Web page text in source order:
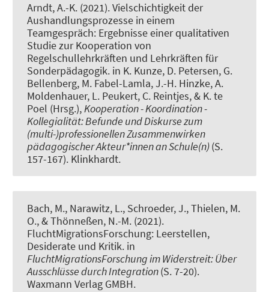
Arndt, A.-K. (2021).Vielschichtigkeit der
Aushandlungsprozesse in einem
Teamgespräch: Ergebnisse einer qualitativen
Studie zur Kooperation von
Regelschullehrkräften und Lehrkräften für
Sonderpädagogik. in K. Kunze, D. Petersen, G.
Bellenberg, M. Fabel-Lamla, J.-H. Hinzke, A.
Moldenhauer, L. Peukert, C. Reintjes, & K. te
Poel (Hrsg.),Kooperation - Koordination -
Kollegialität: Befunde und Diskurse zum
(multi-)professionellen Zusammenwirken
pädagogischer Akteur*innen an Schule(n)(S.
157-167). Klinkhardt.
Bach, M., Narawitz, L., Schroeder, J., Thielen, M.
O., & Thönneßen, N.-M. (2021).
FluchtMigrationsForschung: Leerstellen,
Desiderate und Kritik. in
FluchtMigrationsForschung im Widerstreit: Über
Ausschlüsse durch Integration(S. 7-20).
Waxmann Verlag GMBH.